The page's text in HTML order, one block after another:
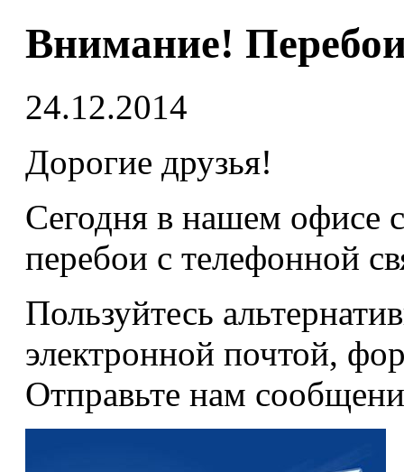
Внимание!
24.12.2014
Дорогие друзья!
Сегодня в нашем офисе
перебои с телефонной
Пользуйтесь
электронной почтой,
Отправьте нам